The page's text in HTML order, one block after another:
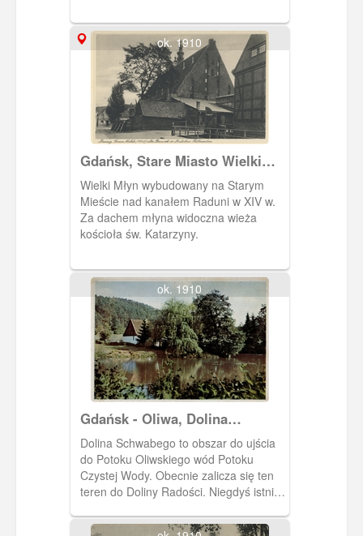
ok. 1910
Gdańsk, Stare Miasto Wielki
Młyn
Wielki Młyn wybudowany na Starym
Mieście nad kanałem Raduni w XIV w.
Za dachem młyna widoczna wieża
kościoła św. Katarzyny.
ok. 1910
Gdańsk - Oliwa, Dolina
Schwabego (Schwabental)
Dolina Schwabego to obszar do ujścia
do Potoku Oliwskiego wód Potoku
Czystej Wody. Obecnie zalicza się ten
teren do Doliny Radości. Niegdyś istniał
jego dopływami, licząc od ujścia tego